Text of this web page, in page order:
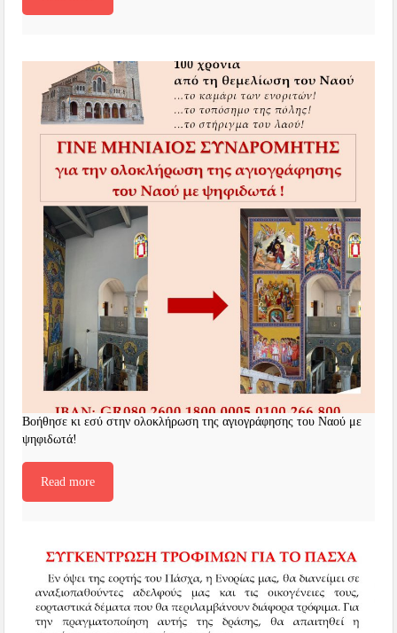
Βοήθησε κι εσύ στην ολοκλήρωση της αγιογράφησης του Ναού με
ψηφιδωτά!
Read more